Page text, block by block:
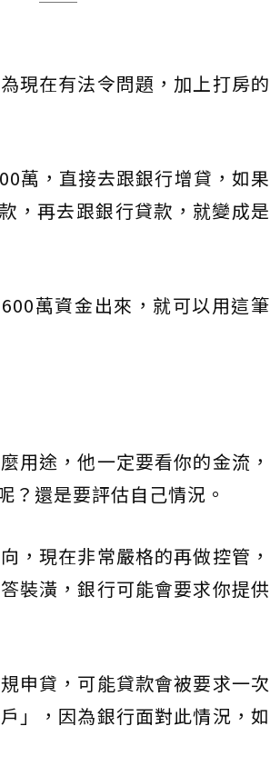
現在有法令問題，加上打房的
萬，直接去跟銀行增貸，如果
，再去跟銀行貸款，就變成是
萬資金出來，就可以用這筆
用途，他一定要看你的金流，
？還是要評估自己情況。
，現在非常嚴格的再做控管，
裝潢，銀行可能會要求你提供
申貸，可能貸款會被要求一次
」，因為銀行面對此情況，如